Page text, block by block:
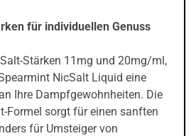
für individuellen Genuss
Stärken 11mg und 20mg/ml,
NicSalt Liquid eine
Ihre Dampfgewohnheiten. Die
Formel sorgt für einen sanften
für Umsteiger von